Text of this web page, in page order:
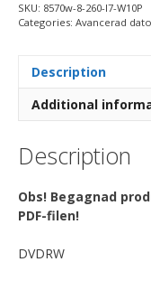
SKU: 8570w-8-260-I7-W10P
Categories: Avancerad
Description
Additional
Description
Obs! Begagnad
PDF-filen!
DVDRW